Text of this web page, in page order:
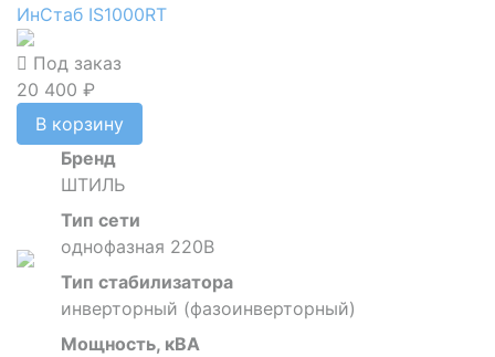
ИнСтаб IS1000RT
Под заказ
20 400 ₽
В корзину
Бренд
ШТИЛЬ
Тип сети
однофазная 220В
Тип стабилизатора
инверторный (фазоинверторный)
Мощность, кВА